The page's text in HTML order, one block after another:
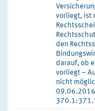
vorliegt, ist
den
darauf, ob
vorliegt –
nicht
09.06.2016